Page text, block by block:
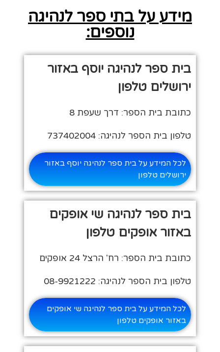
מידע על בתי ספר לנהיגה
נוספים:
בית ספר לנהיגה יוסף באזור
ירושלים טלפון
כתובת בית הספר: דרך שעפת 8
טלפון בית הספר לנהיגה: 737402004
לכל המידע על בית ספר לנהיגה יוסף באזור
ירושלים טלפון
בית ספר לנהיגה שי אופקים
באזור אופקים טלפון
כתובת בית הספר: רח' הרצל 24 אופקים
טלפון בית הספר לנהיגה: 08-9921222
לכל המידע על בית ספר לנהיגה שי אופקים
באזור אופקים טלפון